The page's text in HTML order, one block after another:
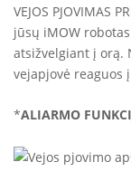
VEJOS PJOVIMAS
jūsų iMOW
atsižvelgiant į orą.
vejapjovė reaguos
*ALIARMO